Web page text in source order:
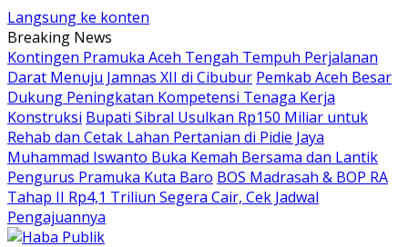
Langsung ke konten
Breaking News
Kontingen Pramuka Aceh Tengah Tempuh Perjalanan
Darat Menuju Jamnas XII di Cibubur Pemkab Aceh Besar
Dukung Peningkatan Kompetensi Tenaga Kerja
Konstruksi Bupati Sibral Usulkan Rp150 Miliar untuk
Rehab dan Cetak Lahan Pertanian di Pidie Jaya
Muhammad Iswanto Buka Kemah Bersama dan Lantik
Pengurus Pramuka Kuta Baro BOS Madrasah & BOP RA
Tahap II Rp4,1 Triliun Segera Cair, Cek Jadwal
Pengajuannya